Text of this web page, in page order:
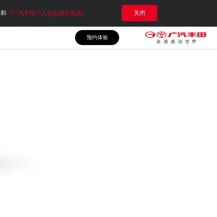
《广汽丰田个人信息保护政策》 关闭
预约体验